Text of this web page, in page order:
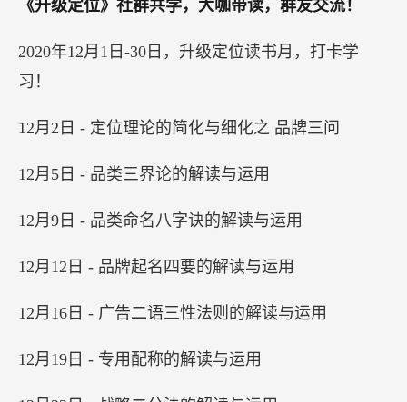
习！
12月2日 - 定位理论的简化与细化之 品牌三问
12月5日 - 品类三界论的解读与运用